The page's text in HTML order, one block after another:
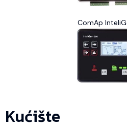
ComAp
Kućište